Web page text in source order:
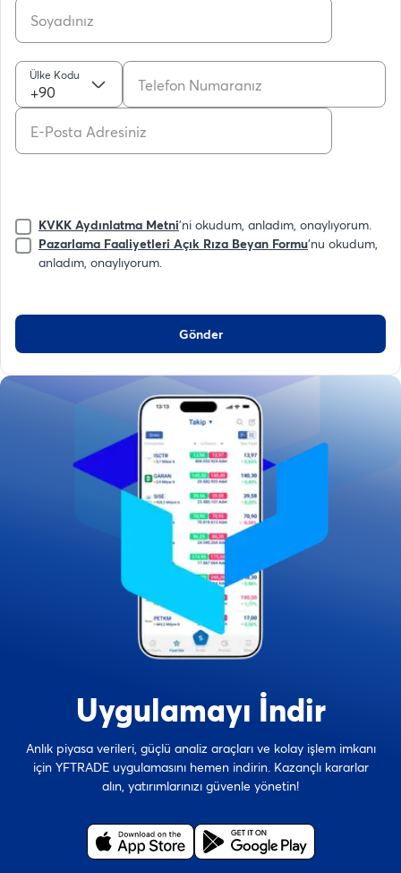
Ülke Kodu
+90
KVKK Aydınlatma Metni'ni okudum, anladım, onaylıyorum.
Pazarlama Faaliyetleri Açık Rıza Beyan Formu'nu okudum,
anladım, onaylıyorum.
Gönder
Uygulamayı İndir
Anlık piyasa verileri, güçlü analiz araçları ve kolay işlem imkanı
için YFTRADE uygulamasını hemen indirin. Kazançlı kararlar
alın, yatırımlarınızı güvenle yönetin!